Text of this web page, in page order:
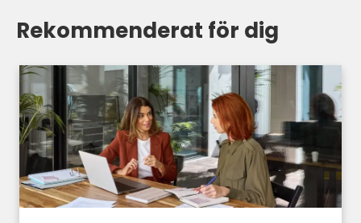
Rekommenderat för dig